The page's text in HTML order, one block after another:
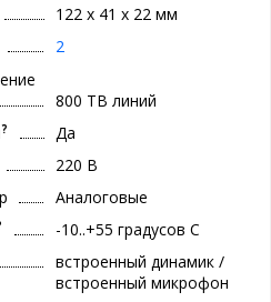
122 x 41 x 22 мм
2
800 ТВ линий
?
Да
220 В
Аналоговые
-10..+55 градуcов С
встроенный динамик /
встроенный микрофон